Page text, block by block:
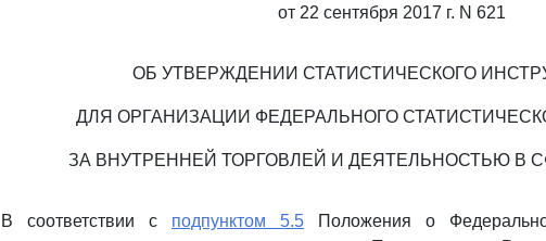
от 22 сентября 2017 г. N 621
ОБ УТВЕРЖДЕНИИ СТАТИСТИЧЕСКОГО
ДЛЯ ОРГАНИЗАЦИИ ФЕДЕРАЛЬНОГО
ЗА ВНУТРЕННЕЙ ТОРГОВЛЕЙ И ДЕЯТЕЛЬНОСТЬЮ В
В соответствии с подпунктом 5.5 Положения о